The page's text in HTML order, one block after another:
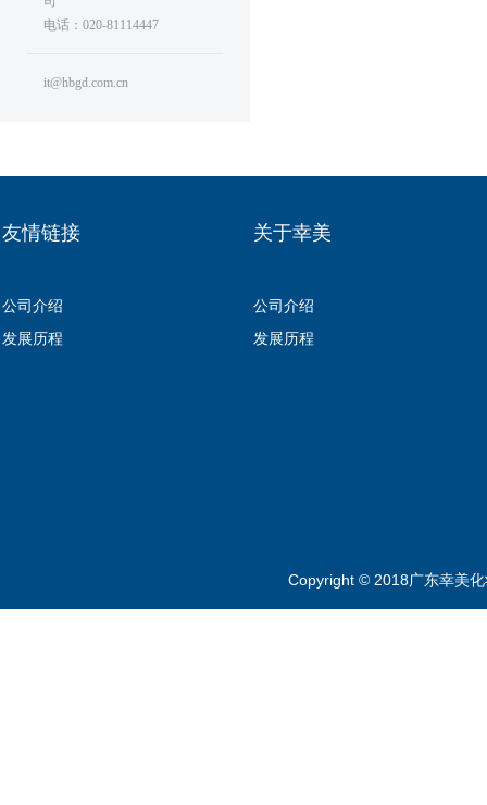
电话：020-81114447
it@hbgd.com.cn
友情链接 关于幸美
公司介绍
发展历程
公司介绍
发展历程
Copyright © 2018广东幸美